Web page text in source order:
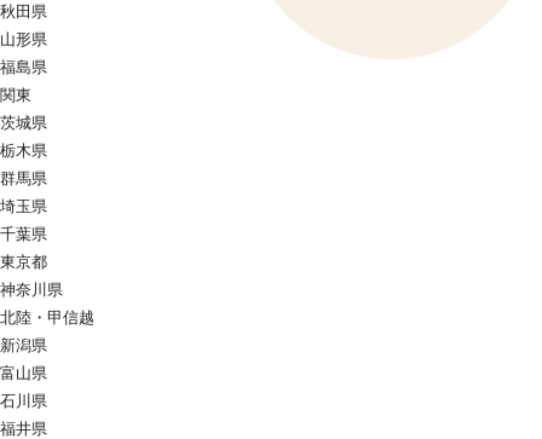
秋田県
山形県
福島県
関東
茨城県
栃木県
群馬県
埼玉県
千葉県
東京都
神奈川県
北陸・甲信越
新潟県
富山県
石川県
福井県